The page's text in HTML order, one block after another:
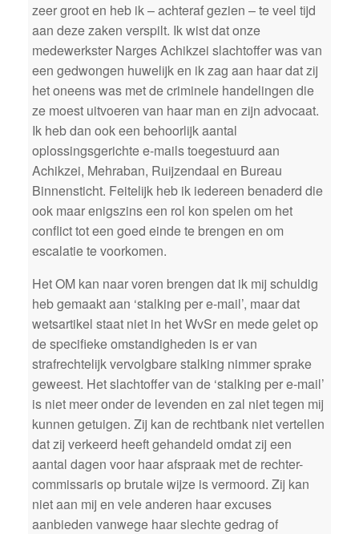
zeer groot en heb ik – achteraf gezien – te veel tijd
aan deze zaken verspilt. Ik wist dat onze
medewerkster Narges Achikzei slachtoffer was van
een gedwongen huwelijk en ik zag aan haar dat zij
het oneens was met de criminele handelingen die
ze moest uitvoeren van haar man en zijn advocaat.
Ik heb dan ook een behoorlijk aantal
oplossingsgerichte e-mails toegestuurd aan
Achikzei, Mehraban, Ruijzendaal en Bureau
Binnensticht. Feitelijk heb ik iedereen benaderd die
ook maar enigszins een rol kon spelen om het
conflict tot een goed einde te brengen en om
escalatie te voorkomen.
Het OM kan naar voren brengen dat ik mij schuldig
heb gemaakt aan ‘stalking per e-mail’, maar dat
wetsartikel staat niet in het WvSr en mede gelet op
de specifieke omstandigheden is er van
strafrechtelijk vervolgbare stalking nimmer sprake
geweest. Het slachtoffer van de ‘stalking per e-mail’
is niet meer onder de levenden en zal niet tegen mij
kunnen getuigen. Zij kan de rechtbank niet vertellen
dat zij verkeerd heeft gehandeld omdat zij een
aantal dagen voor haar afspraak met de rechter-
commissaris op brutale wijze is vermoord. Zij kan
niet aan mij en vele anderen haar excuses
aanbieden vanwege haar slechte gedrag of